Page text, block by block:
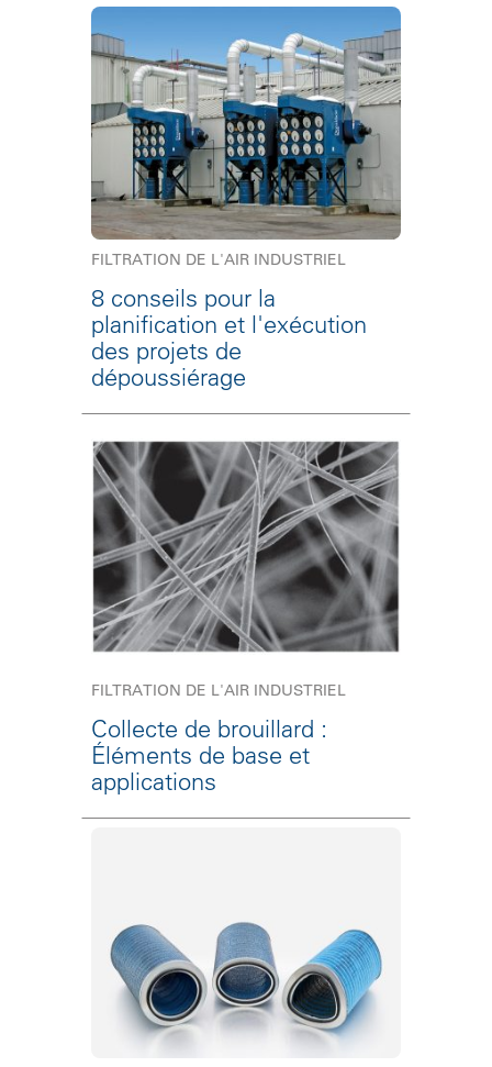
FILTRATION DE L'AIR INDUSTRIEL
8 conseils pour la
planification et l'exécution
des projets de
dépoussiérage
FILTRATION DE L'AIR INDUSTRIEL
Collecte de brouillard :
Éléments de base et
applications